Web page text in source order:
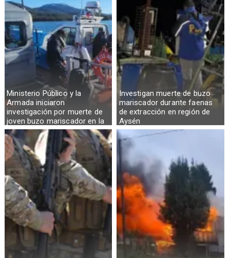
Ministerio Público y la
Armada iniciaron
investigación por muerte de
joven buzo mariscador en la
Región de Aysén
Investigan muerte de buzo
mariscador durante faenas
de extracción en región de
Aysén